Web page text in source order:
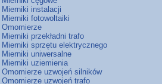
Mierniki instalacji
Mierniki fotowoltaiki
Omomierze
Mierniki przekładni trafo
Mierniki sprzętu elektrycznego
Mierniki uniwersalne
Mierniki uziemienia
Omomierze uzwojeń silników
Omomierze uzwojeń trafo